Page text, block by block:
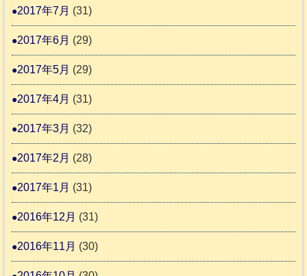
2017年7月 (31)
2017年6月 (29)
2017年5月 (29)
2017年4月 (31)
2017年3月 (32)
2017年2月 (28)
2017年1月 (31)
2016年12月 (31)
2016年11月 (30)